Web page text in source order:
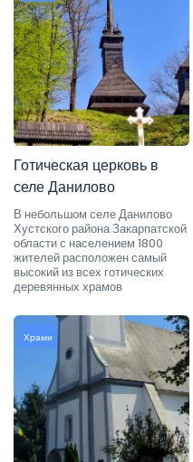
Готическая церковь в
селе Данилово
В небольшом селе Данилово
Хустского района Закарпатской
области с населением 1800
жителей расположен самый
высокий из всех готических
деревянных храмов
Храми